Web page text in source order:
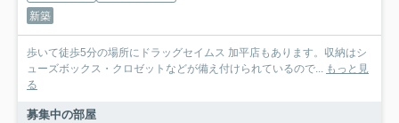
新築
歩いて徒歩5分の場所にドラッグセイムス 加平店もあります。収納はシ
ューズボックス・クロゼットなどが備え付けられているので... もっと見
る
募集中の部屋